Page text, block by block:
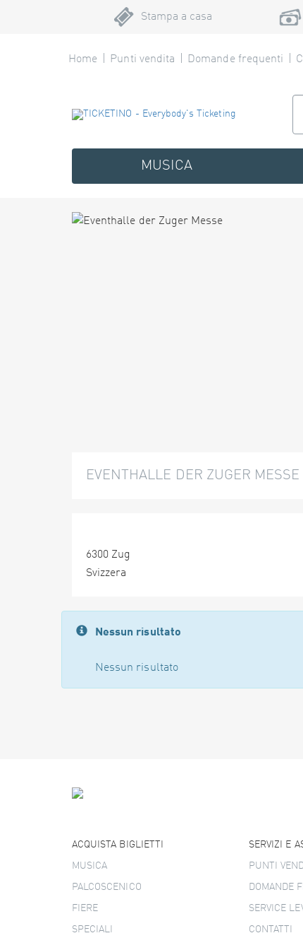
Stampa a casa
Home Punti vendita Domande frequenti
MUSICA
EVENTHALLE DER ZUGER MESSE
6300 Zug
Svizzera
Nessun risultato
Nessun risultato
ACQUISTA BIGLIETTI
MUSICA
PALCOSCENICO
FIERE
SPECIALI
SERVIZI E
PUNTI
DOMANDE
SERVICE
CONTATTI